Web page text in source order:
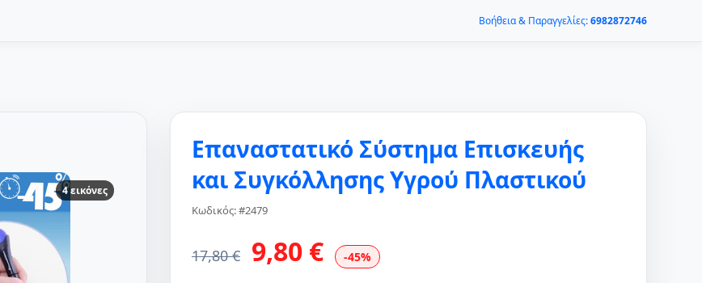
Βοήθεια & Παραγγελίες:6982872746
4 εικόνες
Επαναστατικό Σύστημα Επισκευής
και Συγκόλλησης Υγρού Πλαστικού
Κωδικός: #2479
17,80 € 9,80 € -45%